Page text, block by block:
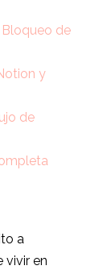
de
y
de
a
vivir en